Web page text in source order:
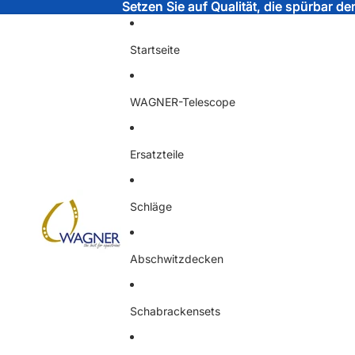
Setzen Sie auf Qualität, die spürbar
Setzen Sie auf Qualität, die spürbar
Startseite
WAGNER-Telescope
Ersatzteile
Schläge
Abschwitzdecken
Schabrackensets